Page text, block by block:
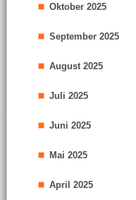
Oktober 2025
September 2025
August 2025
Juli 2025
Juni 2025
Mai 2025
April 2025